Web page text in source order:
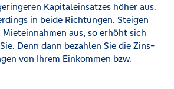
Kapitaleinsatzes höher aus.
in beide Richtungen. Steigen
aus, so erhöht sich
Denn dann bezahlen Sie die Zins-
von Ihrem Einkommen bzw.